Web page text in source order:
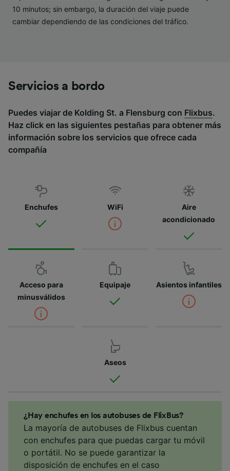
10 minutos; sin embargo, la duración del viaje puede
cambiar dependiendo de las condiciones del tráfico.
Servicios a bordo
Puedes viajar de Kolding St. a Flensburg con Flixbus.
Haz click en las siguientes pestañas para obtener más
información sobre los servicios que ofrece cada
compañía
Enchufes WiFi
Aire
acondicionado
Acceso para
minusválidos
Equipaje Asientos infantiles
Aseos
¿Hay enchufes en los autobuses de FlixBus?
La mayoría de autobuses de Flixbus cuentan
con enchufes para que puedas cargar tu móvil
o portátil. No se puede garantizar la
disposición de enchufes en el caso